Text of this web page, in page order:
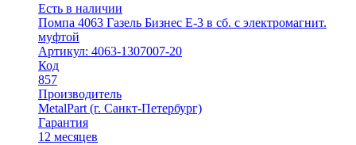
Есть в наличии
Помпа 4063 Газель Бизнес Е-3 в сб. с электромагнит.
муфтой
Артикул: 4063-1307007-20
Код
857
Производитель
MetalPart (г. Санкт-Петербург)
Гарантия
12 месяцев